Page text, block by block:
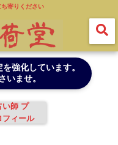
寄りください
強化しています。
いませ。
い師 プ
フィール